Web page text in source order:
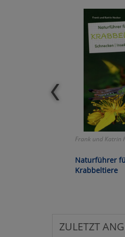
Frank und Katrin
Naturführer
Krabbeltiere
ZULETZT